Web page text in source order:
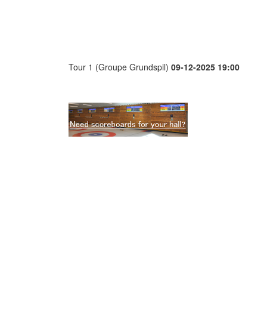
Tour 1 (Groupe Grundspil) 09-12-2025 19:00